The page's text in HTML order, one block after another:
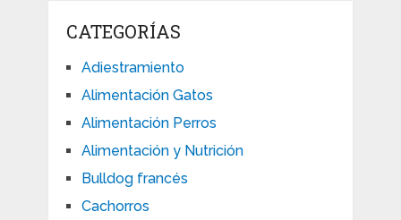
CATEGORÍAS
Adiestramiento
Alimentación Gatos
Alimentación Perros
Alimentación y Nutrición
Bulldog francés
Cachorros